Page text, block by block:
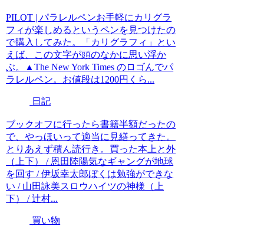
PILOT | パラレルペンお手軽にカリグラ
フィが楽しめるというペンを見つけたの
で購入してみた。「カリグラフィ」とい
えば、この文字が頭のなかに思い浮か
ぶ。▲The New York Times のロゴんでパ
ラレルペン。お値段は1200円くら...
日記
ブックオフに行ったら書籍半額だったの
で、やっほいって適当に見繕ってきた。
とりあえず積ん読行き。買った本上と外
（上下） / 恩田陸陽気なギャングが地球
を回す / 伊坂幸太郎ぼくは勉強ができな
い / 山田詠美スロウハイツの神様（上
下） / 辻村...
買い物